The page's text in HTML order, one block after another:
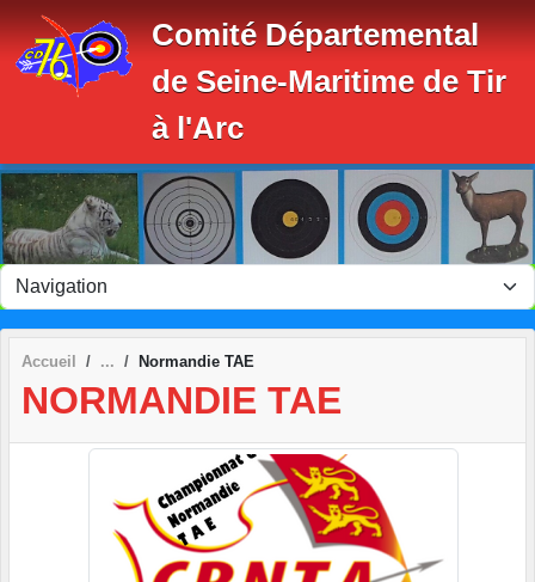
Comité Départemental
de Seine-Maritime de Tir
à l'Arc
Accueil Normandie TAE
NORMANDIE TAE
Panneau de gestion des cookies